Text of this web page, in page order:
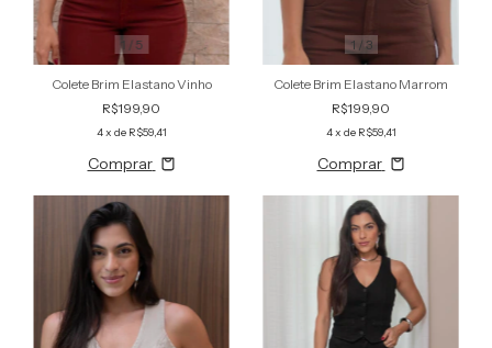
1 / 5
Colete Brim Elastano Vinho
R$199,90
4x de R$59,41
Comprar
1 / 3
Colete Brim Elastano Marrom
R$199,90
4x de R$59,41
Comprar